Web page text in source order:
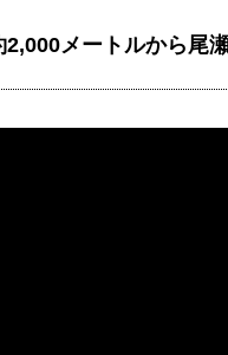
メートルから尾